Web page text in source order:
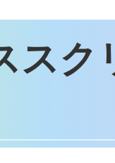
スク